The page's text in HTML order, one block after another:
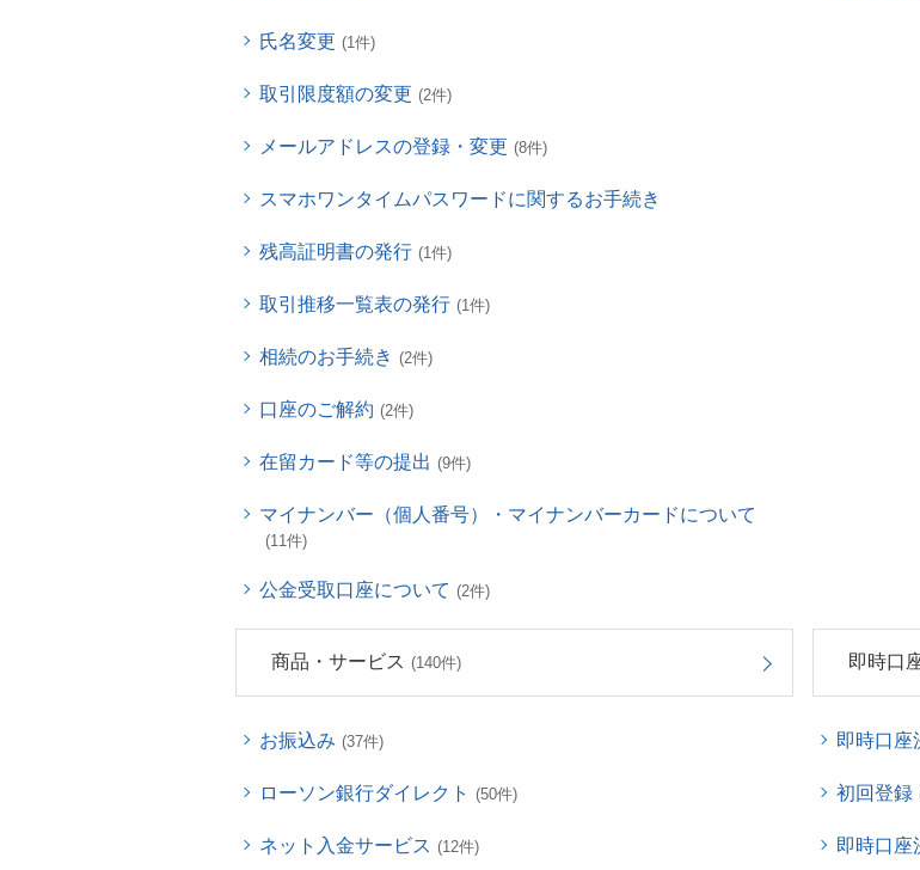
氏名変更 (1件)
取引限度額の変更 (2件)
メールアドレスの登録・変更 (8件)
スマホワンタイムパスワードに関するお手続き
残高証明書の発行 (1件)
取引推移一覧表の発行 (1件)
相続のお手続き (2件)
口座のご解約 (2件)
在留カード等の提出 (9件)
マイナンバー（個人番号）・マイナンバーカードについて
(11件)
公金受取口座について (2件)
商品・サービス (140件)
お振込み (37件)
ローソン銀行ダイレクト (50件)
ネット入金サービス (12件)
即時口
即時口座
初回登録
即時口座